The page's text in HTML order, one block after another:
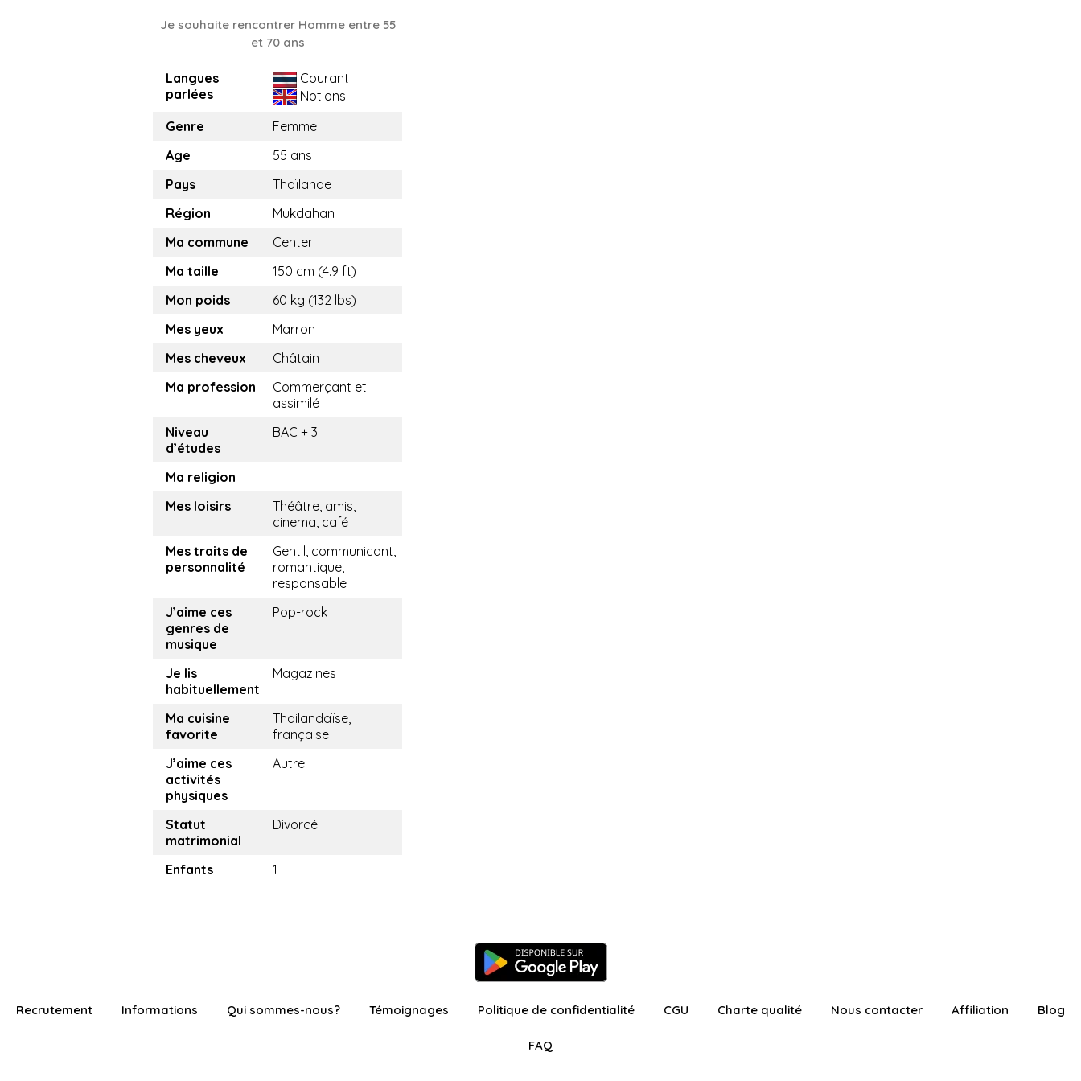
Je souhaite rencontrer Homme entre 55
et 70 ans
Langues
parlées
Courant
Notions
Genre
Femme
Age
55 ans
Pays
Thaïlande
Région
Mukdahan
Ma commune
Center
Ma taille
150 cm (4.9 ft)
Mon poids
60 kg (132 lbs)
Mes yeux
Marron
Mes cheveux
Châtain
Ma profession
Commerçant et
assimilé
Niveau
d’études
BAC + 3
Ma religion
Mes loisirs
Théâtre, amis,
cinema, café
Mes traits de
personnalité
Gentil, communicant,
romantique,
responsable
J’aime ces
genres de
musique
Pop-rock
Je lis
habituellement
Magazines
Ma cuisine
favorite
Thailandaïse,
française
J’aime ces
activités
physiques
Autre
Statut
matrimonial
Divorcé
Enfants 1
Recrutement Informations Qui sommes-nous? Témoignages Politique de confidentialité CGU Charte qualité Nous contacter Affiliation Blog
FAQ